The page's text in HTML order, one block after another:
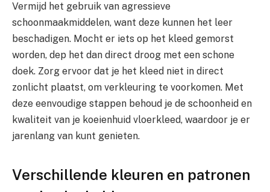
Vermijd het gebruik van agressieve
schoonmaakmiddelen, want deze kunnen het leer
beschadigen. Mocht er iets op het kleed gemorst
worden, dep het dan direct droog met een schone
doek. Zorg ervoor dat je het kleed niet in direct
zonlicht plaatst, om verkleuring te voorkomen. Met
deze eenvoudige stappen behoud je de schoonheid en
kwaliteit van je koeienhuid vloerkleed, waardoor je er
jarenlang van kunt genieten.
Verschillende kleuren en patronen